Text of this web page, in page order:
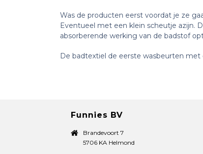
Was de producten eerst voordat je ze
Eventueel met een klein scheutje azijn.
absorberende werking van de badstof
De badtextiel de eerste wasbeurten met
Funnies BV
Brandevoort 7
5706 KA Helmond